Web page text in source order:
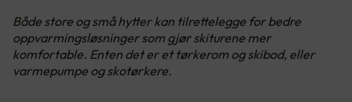
Både store og små hytter kan tilrettelegge for bedre
oppvarmingsløsninger som gjør skiturene mer
komfortable. Enten det er et tørkerom og skibod, eller
varmepumpe og skotørkere.